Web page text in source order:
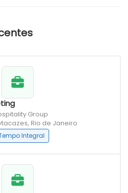
Group
Rio de Janeiro
Integral